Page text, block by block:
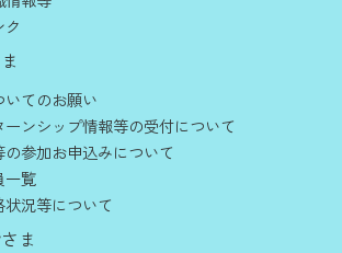
てのお願い
ンシップ情報等の受付について
参加お申込みについて
一覧
況等について
ま